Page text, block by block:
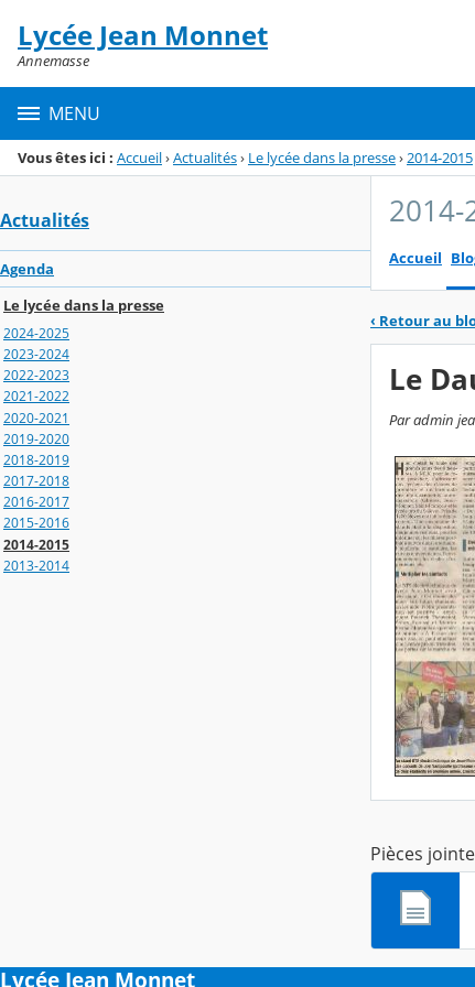
Menu de la rubrique
Contenu
Lycée Jean Monnet
Annemasse
MENU
Vous êtes ici : Accueil›Actualités› Le lycée dans la presse›2014-2015
Actualités
Agenda
Le lycée dans la presse
2024-2025
2023-2024
2022-2023
2021-2022
2020-2021
2019-2020
2018-2019
2017-2018
2016-2017
2015-2016
2014-2015
2013-2014
2014-
Accueil
‹ Retour au
Le
Par admin
Pièces
Lycée Jean Monnet